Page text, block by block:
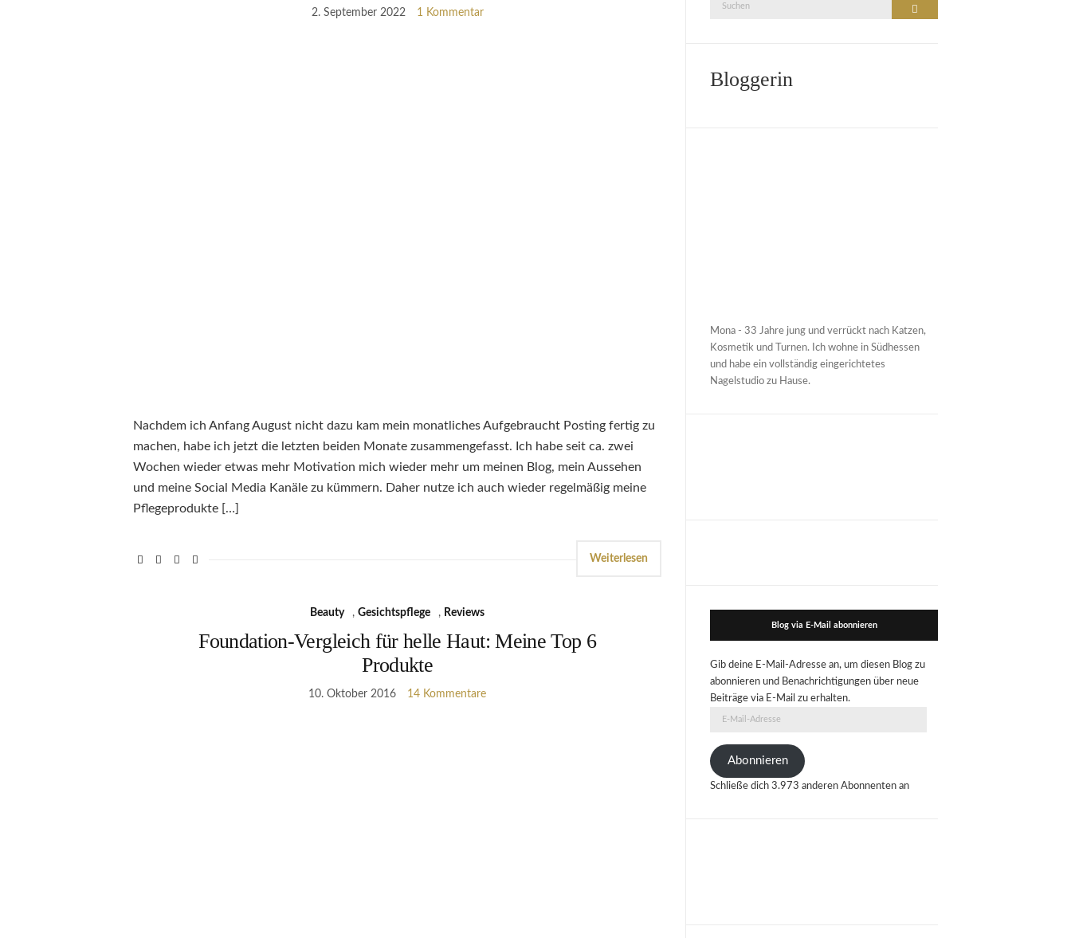
2. September 2022 1 Kommentar
Nachdem ich Anfang August nicht dazu kam mein monatliches Aufgebraucht Posting fertig zu
machen, habe ich jetzt die letzten beiden Monate zusammengefasst. Ich habe seit ca. zwei
Wochen wieder etwas mehr Motivation mich wieder mehr um meinen Blog, mein Aussehen
und meine Social Media Kanäle zu kümmern. Daher nutze ich auch wieder regelmäßig meine
Pflegeprodukte […]
Weiterlesen
Beauty ,Gesichtspflege , Reviews
Foundation-Vergleich für helle Haut: Meine Top 6
Produkte
10. Oktober 2016 14 Kommentare
Suchen
Bloggerin
Mona - 33 Jahre jung und verrückt nach Katzen,
Kosmetik und Turnen. Ich wohne in Südhessen
und habe ein vollständig eingerichtetes
Nagelstudio zu Hause.
Blog via E-Mail abonnieren
Gib deine E-Mail-Adresse an, um diesen Blog zu
abonnieren und Benachrichtigungen über neue
Beiträge via E-Mail zu erhalten.
Adresse
Abonnieren
Schließe dich 3.973 anderen Abonnenten an